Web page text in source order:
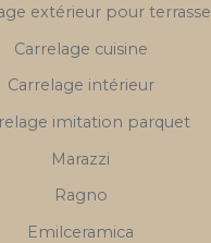
extérieur pour terrasse
Carrelage cuisine
Carrelage intérieur
imitation parquet
Marazzi
Ragno
Emilceramica